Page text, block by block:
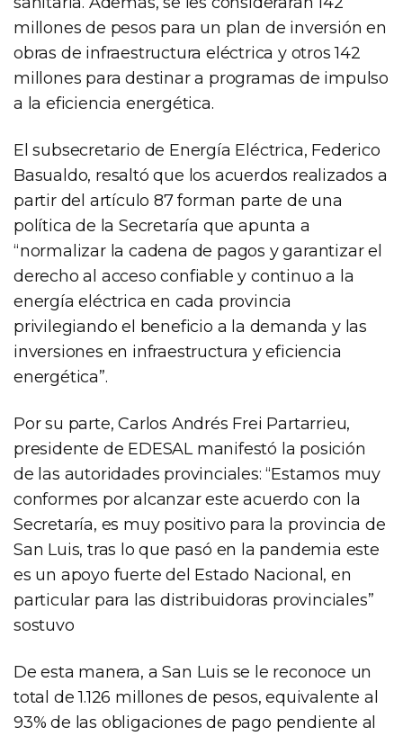
millones de pesos para un plan de inversión en
obras de infraestructura eléctrica y otros 142
millones para destinar a programas de impulso
a la eficiencia energética.
El subsecretario de Energía Eléctrica, Federico
Basualdo, resaltó que los acuerdos realizados a
partir del artículo 87 forman parte de una
política de la Secretaría que apunta a
“normalizar la cadena de pagos y garantizar el
derecho al acceso confiable y continuo a la
energía eléctrica en cada provincia
privilegiando el beneficio a la demanda y las
inversiones en infraestructura y eficiencia
energética”.
Por su parte, Carlos Andrés Frei Partarrieu,
presidente de EDESAL manifestó la posición
de las autoridades provinciales: “Estamos muy
conformes por alcanzar este acuerdo con la
Secretaría, es muy positivo para la provincia de
San Luis, tras lo que pasó en la pandemia este
es un apoyo fuerte del Estado Nacional, en
particular para las distribuidoras provinciales”
sostuvo
De esta manera, a San Luis se le reconoce un
total de 1.126 millones de pesos, equivalente al
93% de las obligaciones de pago pendiente al